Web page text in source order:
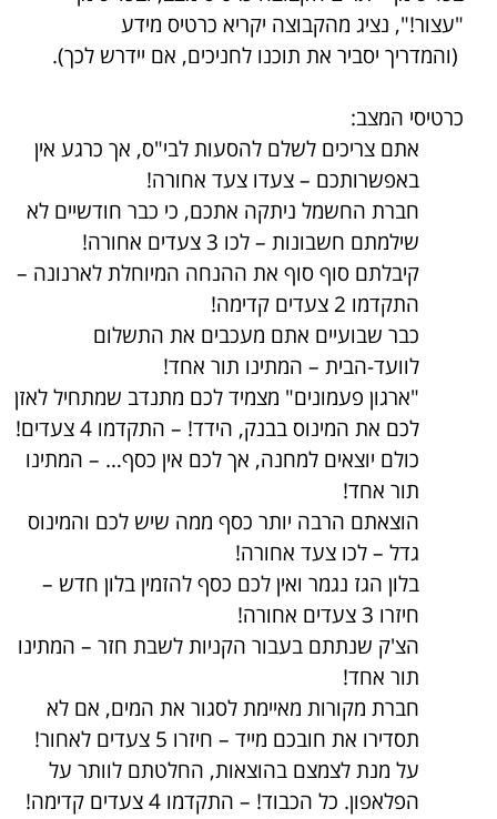
"עצור!", נציג מהקבוצה יקריא כרטיס מידע
(והמדריך יסביר את תוכנו לחניכים, אם יידרש לכך).
כרטיסי המצב:
אתם צריכים לשלם להסעות לבי"ס, אך כרגע אין
באפשרותכם – צעדו צעד אחורה!
חברת החשמל ניתקה אתכם, כי כבר חודשיים לא
שילמתם חשבונות – לכו 3 צעדים אחורה!
קיבלתם סוף סוף את ההנחה המיוחלת לארנונה –
התקדמו 2 צעדים קדימה!
כבר שבועיים אתם מעכבים את התשלום
לוועד-הבית – המתינו תור אחד!
"ארגון פעמונים" מצמיד לכם מתנדב שמתחיל לאזן
לכם את המינוס בבנק, הידד! – התקדמו 4 צעדים!
כולם יוצאים למחנה, אך לכם אין כסף… – המתינו
תור אחד!
הוצאתם הרבה יותר כסף ממה שיש לכם והמינוס
גדל – לכו צעד אחורה!
בלון הגז נגמר ואין לכם כסף להזמין בלון חדש –
חיזרו 3 צעדים אחורה!
הצ'ק שנתתם בעבור הקניות לשבת חזר – המתינו
תור אחד!
חברת מקורות מאיימת לסגור את המים, אם לא
תסדירו את חובכם מייד – חיזרו 5 צעדים לאחור!
על מנת לצמצם בהוצאות, החלטתם לוותר על
הפלאפון. כל הכבוד! – התקדמו 4 צעדים קדימה!